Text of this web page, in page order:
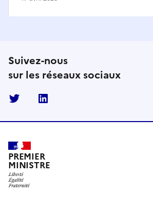
Suivez-nous
sur les réseaux sociaux
Twitter
PREMIER
MINISTRE